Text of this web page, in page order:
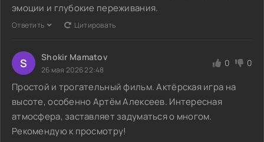
эмоции и глубокие переживания.
Ответить Цитировать
S Shokir Mamatov
26 мая 2026 22:48
0 0
Простой и трогательный фильм. Актёрская игра на
высоте, особенно Артём Алексеев. Интересная
атмосфера, заставляет задуматься о многом.
Рекомендую к просмотру!